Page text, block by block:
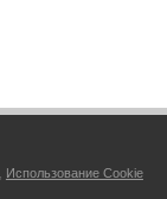
Использование Cookie